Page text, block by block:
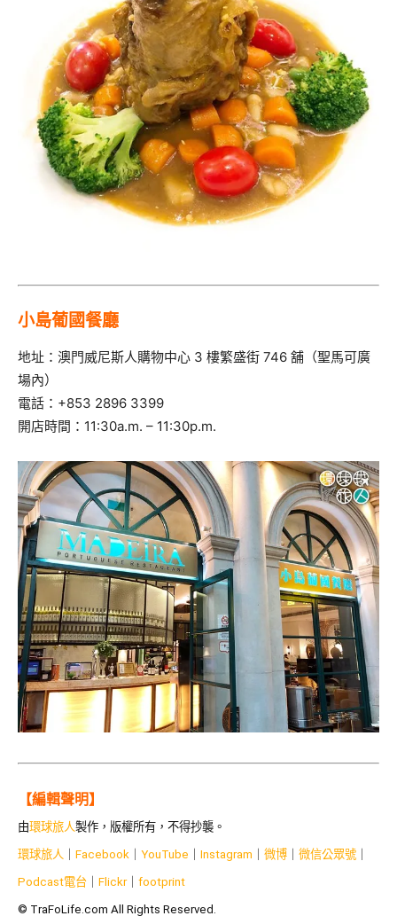
小島葡國餐廳
地址：澳門威尼斯人購物中心 3 樓繁盛街 746 舖（聖馬可廣
場內）
電話：+853 2896 3399
開店時間：11:30a.m. – 11:30p.m.
【編輯聲明】
由環球旅人製作，版權所有，不得抄襲。
環球旅人 Facebook YouTube Instagram 微博 微信公眾號
Podcast電台 Flickr｜ footprint
© TraFoLife.com All Rights Reserved.